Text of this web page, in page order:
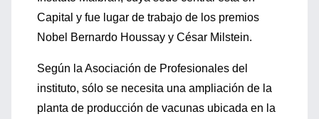
Capital y fue lugar de trabajo de los premios
Nobel Bernardo Houssay y César Milstein.
Según la Asociación de Profesionales del
instituto, sólo se necesita una ampliación de la
planta de producción de vacunas ubicada en la